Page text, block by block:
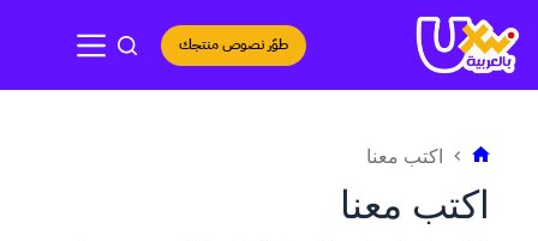
إلى
المحتوى
طوّر نصوص منتجك
اكتب معنا
اكتب معنا